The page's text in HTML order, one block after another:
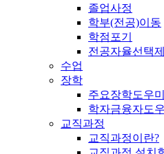
졸업사정
학부(전공)이동
학점포기
전공자율선택제
수업
장학
주요장학도우미
학자금융자도우
교직과정
교직과정이란?